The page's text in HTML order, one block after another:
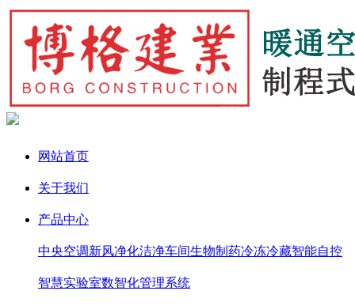
网站首页
关于我们
产品中心
中央空调新风净化洁净车间生物制药冷冻冷藏智能自控
智慧实验室数智化管理系统